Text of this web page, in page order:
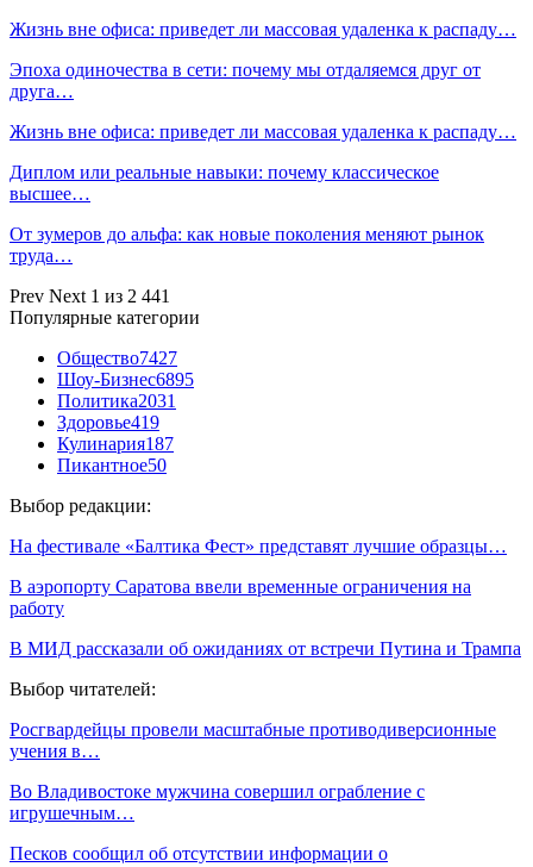
Жизнь вне офиса: приведет ли массовая удаленка к распаду…
Эпоха одиночества в сети: почему мы отдаляемся друг от
друга…
Жизнь вне офиса: приведет ли массовая удаленка к распаду…
Диплом или реальные навыки: почему классическое
высшее…
От зумеров до альфа: как новые поколения меняют рынок
труда…
Prev Next 1 из 2 441
Популярные категории
Общество7427
Шоу-Бизнес6895
Политика2031
Здоровье419
Кулинария187
Пикантное50
Выбор редакции:
На фестивале «Балтика Фест» представят лучшие образцы…
В аэропорту Саратова ввели временные ограничения на
работу
В МИД рассказали об ожиданиях от встречи Путина и Трампа
Выбор читателей:
Росгвардейцы провели масштабные противодиверсионные
учения в…
Во Владивостоке мужчина совершил ограбление с
игрушечным…
Песков сообщил об отсутствии информации о